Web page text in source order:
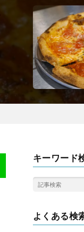
キーワード
よくある検